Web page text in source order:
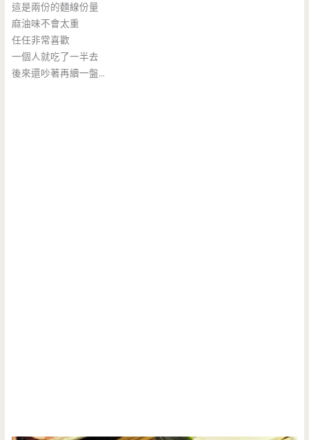
這是兩份的麵線份量
麻油味不會太重
任任非常喜歡
一個人就吃了一半去
後來還吵著再續一盤…